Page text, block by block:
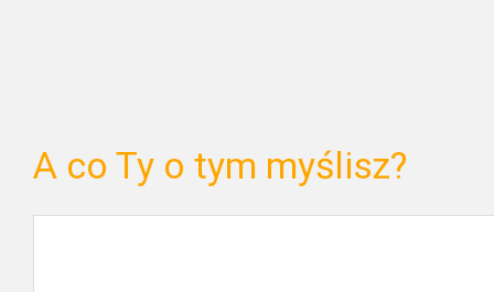
A co Ty o tym myślisz?